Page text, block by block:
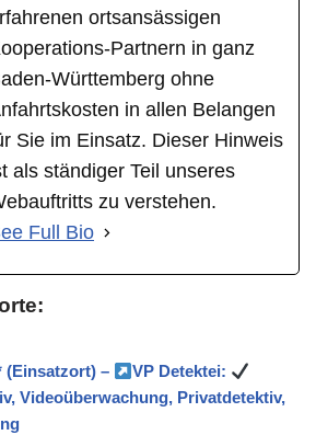
ortsansässigen
Partnern in ganz
Württemberg ohne
in allen Belangen
Sie im Einsatz. Dieser Hinweis
als ständiger Teil unseres
zu verstehen.
Full Bio
(Einsatzort) –
VP Detektei:
Videoüberwachung, Privatdetektiv,